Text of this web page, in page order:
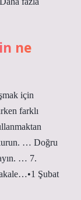
ne
için
farklı
… Doğru
… 7.
Şubat